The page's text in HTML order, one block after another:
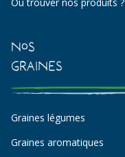
Nos
Graines
Graines légumes
Graines aromatiques